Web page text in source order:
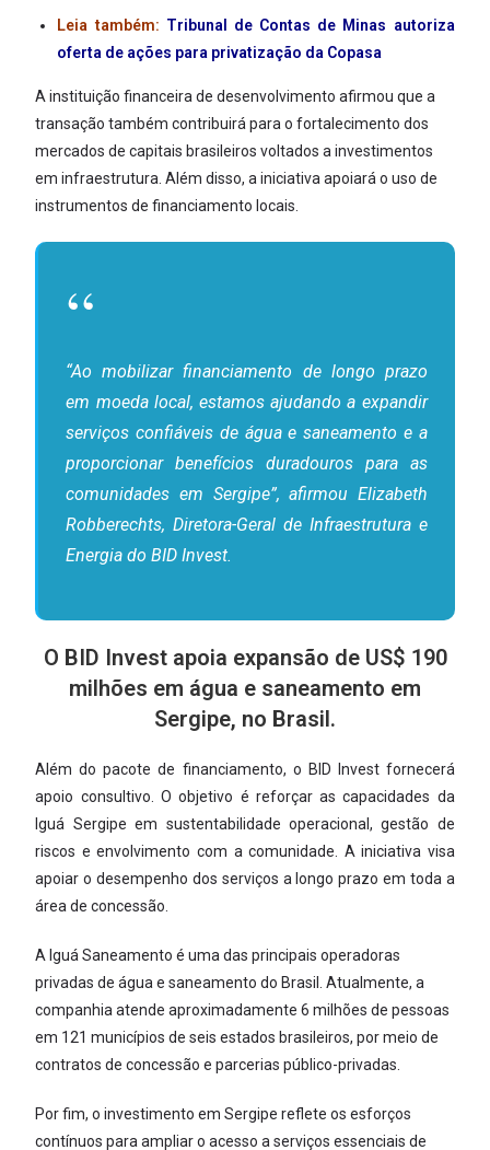
Leia também: Tribunal de Contas de Minas autoriza
oferta de ações para privatização da Copasa
A instituição financeira de desenvolvimento afirmou que a
transação também contribuirá para o fortalecimento dos
mercados de capitais brasileiros voltados a investimentos
em infraestrutura. Além disso, a iniciativa apoiará o uso de
instrumentos de financiamento locais.
“Ao mobilizar financiamento de longo prazo
em moeda local, estamos ajudando a expandir
serviços confiáveis ​​de água e saneamento e a
proporcionar benefícios duradouros para as
comunidades em Sergipe”, afirmou Elizabeth
Robberechts, Diretora-Geral de Infraestrutura e
Energia do BID Invest.
O BID Invest apoia expansão de US$ 190
milhões em água e saneamento em
Sergipe, no Brasil.
Além do pacote de financiamento, o BID Invest fornecerá
apoio consultivo. O objetivo é reforçar as capacidades da
Iguá Sergipe em sustentabilidade operacional, gestão de
riscos e envolvimento com a comunidade. A iniciativa visa
apoiar o desempenho dos serviços a longo prazo em toda a
área de concessão.
A Iguá Saneamento é uma das principais operadoras
privadas de água e saneamento do Brasil. Atualmente, a
companhia atende aproximadamente 6 milhões de pessoas
em 121 municípios de seis estados brasileiros, por meio de
contratos de concessão e parcerias público-privadas.
Por fim, o investimento em Sergipe reflete os esforços
contínuos para ampliar o acesso a serviços essenciais de